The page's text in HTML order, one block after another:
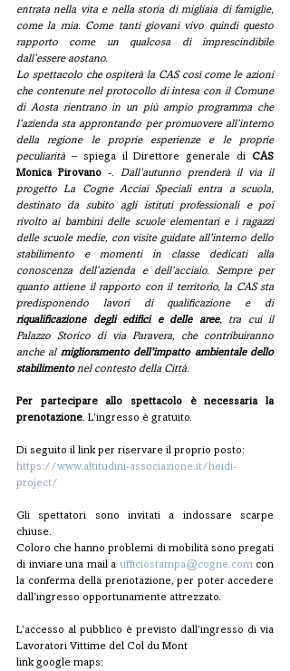
entrata nella vita e nella storia di migliaia di famiglie,
come la mia. Come tanti giovani vivo quindi questo
rapporto come un qualcosa di imprescindibile
dall’essere aostano.
Lo spettacolo che ospiterà la CAS così come le azioni
che contenute nel protocollo di intesa con il Comune
di Aosta rientrano in un più ampio programma che
l’azienda sta approntando per promuovere all’interno
della regione le proprie esperienze e le proprie
peculiarità – spiega il Direttore generale di CAS
Monica Pirovano -. Dall’autunno prenderà il via il
progetto La Cogne Acciai Speciali entra a scuola,
destinato da subito agli istituti professionali e poi
rivolto ai bambini delle scuole elementari e i ragazzi
delle scuole medie, con visite guidate all’interno dello
stabilimento e momenti in classe dedicati alla
conoscenza dell’azienda e dell’acciaio. Sempre per
quanto attiene il rapporto con il territorio, la CAS sta
predisponendo lavori di qualificazione e di
riqualificazione degli edifici e delle aree, tra cui il
Palazzo Storico di via Paravera, che contribuiranno
anche al miglioramento dell’impatto ambientale dello
stabilimento nel contesto della Città.
Per partecipare allo spettacolo è necessaria la
prenotazione. L’ingresso è gratuito.
Di seguito il link per riservare il proprio posto:
https://www.altitudini-associazione.it/heidi-
project/
Gli spettatori sono invitati a indossare scarpe
chiuse.
Coloro che hanno problemi di mobilità sono pregati
di inviare una mail a ufficiostampa@cogne.com con
la conferma della prenotazione, per poter accedere
dall’ingresso opportunamente attrezzato.
L’accesso al pubblico è previsto dall’ingresso di via
Lavoratori Vittime del Col du Mont
link google maps: